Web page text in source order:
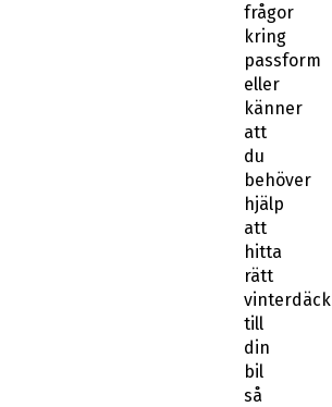
frågor
kring
passform
eller
känner
att
du
behöver
hjälp
att
hitta
rätt
vinterdäck
till
din
bil
så